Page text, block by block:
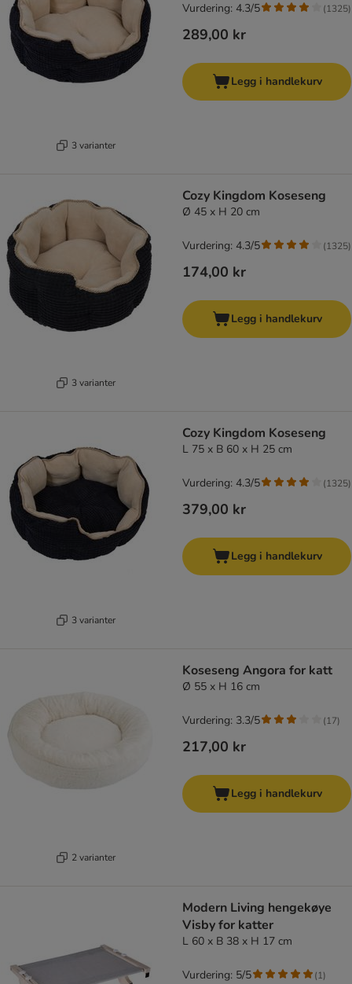
3 varianter
289,00 kr
Vurdering: 4.3/5 (1325)
Legg i handlekurv
3 varianter
Cozy Kingdom Koseseng
Ø 45 x H 20 cm
174,00 kr
Vurdering: 4.3/5 (1325)
Legg i handlekurv
3 varianter
Cozy Kingdom Koseseng
L 75 x B 60 x H 25 cm
379,00 kr
Vurdering: 4.3/5 (1325)
Legg i handlekurv
2 varianter
Koseseng Angora for katt
Ø 55 x H 16 cm
217,00 kr
Vurdering: 3.3/5 (17)
Legg i handlekurv
Modern Living hengekøye
Visby for katter
L 60 x B 38 x H 17 cm
Vurdering: 5/5 (1)